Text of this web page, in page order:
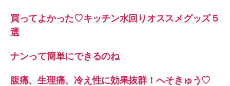
買ってよかった♡キッチン水回りオススメグッズ５
選
ナンって簡単にできるのね
腹痛、生理痛、冷え性に効果抜群！へそきゅう♡